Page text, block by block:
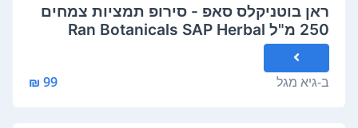
ראן בוטניקלס סאפ - סירופ תמציות צמחים
250 מ"ל Ran Botanicals SAP Herbal
Syrup
ב-גיא מגל 99 ₪